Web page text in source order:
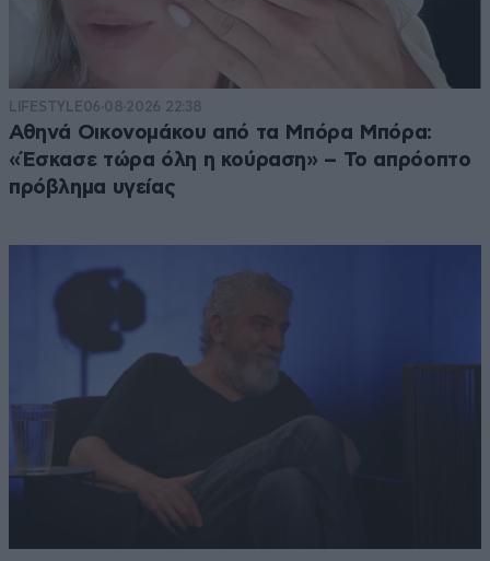
LIFESTYLE06·08·2026 22:38
Αθηνά Οικονομάκου από τα Μπόρα Μπόρα:
«Έσκασε τώρα όλη η κούραση» – Το απρόοπτο
πρόβλημα υγείας